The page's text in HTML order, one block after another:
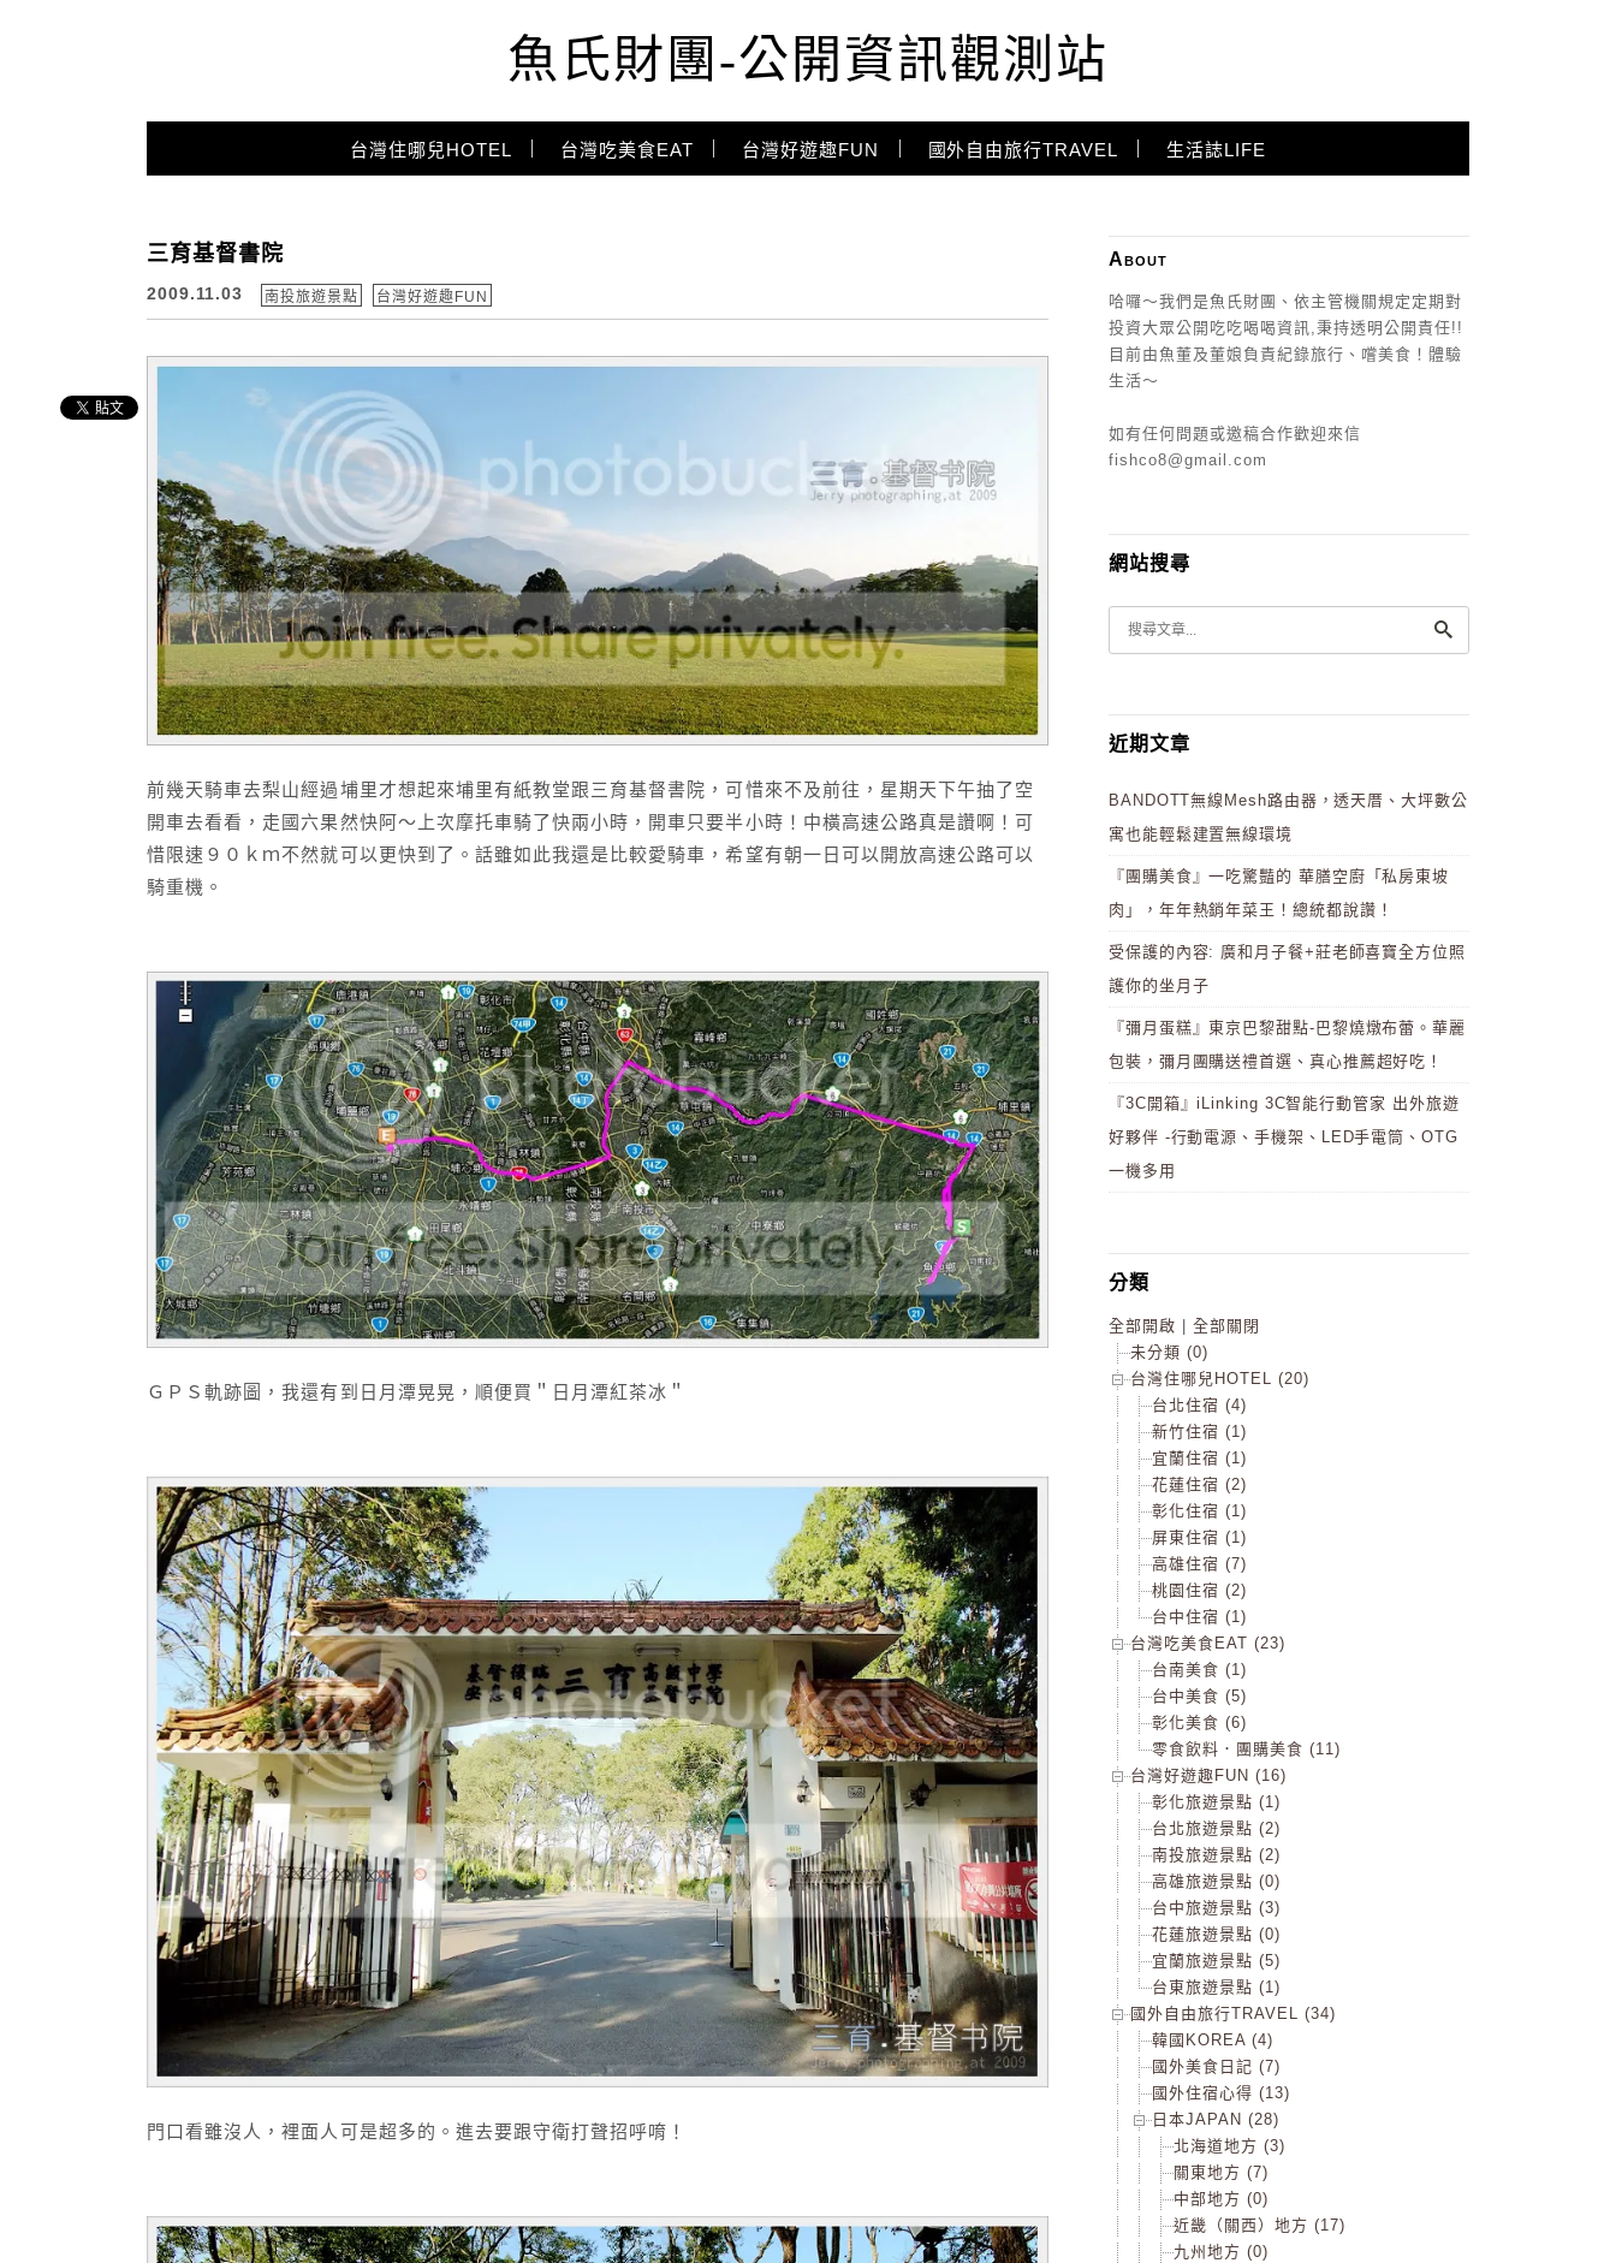
魚氏財團-公開資訊觀測站
台灣住哪兒HOTEL 台灣吃美食EAT 台灣好遊趣FUN 國外自由旅行TRAVEL 生活誌LIFE
三育基督書院
2009.11.03 南投旅遊景點 台灣好遊趣FUN
前幾天騎車去梨山經過埔里才想起來埔里有紙教堂跟三育基督書院，可惜來不及前往，星期天下午抽了空
開車去看看，走國六果然快阿～上次摩托車騎了快兩小時，開車只要半小時！中橫高速公路真是讚啊！可
惜限速９０ｋｍ不然就可以更快到了。話雖如此我還是比較愛騎車，希望有朝一日可以開放高速公路可以
騎重機。
ＧＰＳ軌跡圖，我還有到日月潭晃晃，順便買＂日月潭紅茶冰＂
門口看雖沒人，裡面人可是超多的。進去要跟守衛打聲招呼唷！
About
哈囉～我們是魚氏財團、依主管機關規定定期對
投資大眾公開吃吃喝喝資訊,秉持透明公開責任!!
目前由魚董及董娘負責紀錄旅行、嚐美食！體驗
生活～
如有任何問題或邀稿合作歡迎來信
fishco8@gmail.com
網站搜尋
近期文章
BANDOTT無線Mesh路由器，透天厝、大坪數公
寓也能輕鬆建置無線環境
『團購美食』一吃驚豔的 華膳空廚「私房東坡
肉」，年年熱銷年菜王！總統都說讚！
受保護的內容: 廣和月子餐+莊老師喜寶全方位照
護你的坐月子
『彌月蛋糕』東京巴黎甜點-巴黎燒燉布蕾。華麗
包裝，彌月團購送禮首選、真心推薦超好吃！
『3C開箱』iLinking 3C智能行動管家 出外旅遊
好夥伴 -行動電源、手機架、LED手電筒、OTG
一機多用
分類
全部開啟
全部關閉
未分類 (0)
台灣住哪兒HOTEL (20)
台北住宿 (4)
新竹住宿 (1)
宜蘭住宿 (1)
花蓮住宿 (2)
彰化住宿 (1)
屏東住宿 (1)
高雄住宿 (7)
桃園住宿 (2)
台中住宿 (1)
台灣吃美食EAT (23)
台南美食 (1)
台中美食 (5)
彰化美食 (6)
零食飲料．團購美食 (11)
台灣好遊趣FUN (16)
彰化旅遊景點 (1)
台北旅遊景點 (2)
南投旅遊景點 (2)
高雄旅遊景點 (0)
台中旅遊景點 (3)
花蓮旅遊景點 (0)
宜蘭旅遊景點 (5)
台東旅遊景點 (1)
國外自由旅行TRAVEL (34)
韓國KOREA (4)
國外美食日記 (7)
國外住宿心得 (13)
日本JAPAN (28)
北海道地方 (3)
關東地方 (7)
中部地方 (0)
近畿（關西）地方 (17)
九州地方 (0)